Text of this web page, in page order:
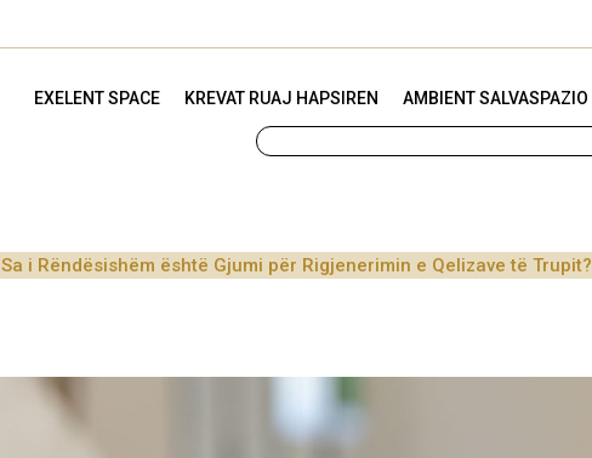
EXELENT SPACE KREVAT RUAJ HAPSIREN AMBIENT SALVASPAZIO
Sa i Rëndësishëm është Gjumi për Rigjenerimin e Qelizave të Trupit?